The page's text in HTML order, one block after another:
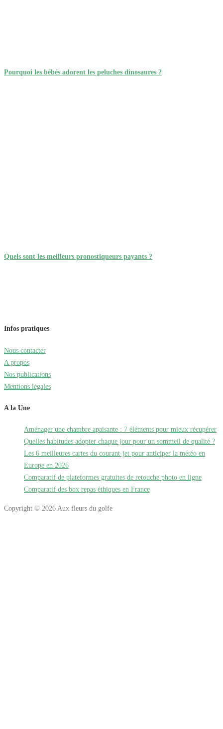
Pourquoi les bébés adorent les peluches dinosaures ?
Quels sont les meilleurs pronostiqueurs payants ?
Infos pratiques
Nous contacter
A propos
Nos publications
Mentions légales
A la Une
Aménager une chambre apaisante : 7 éléments pour mieux récupérer
Quelles habitudes adopter chaque jour pour un sommeil de qualité ?
Les 6 meilleures cartes du courant-jet pour anticiper la météo en
Europe en 2026
Comparatif de plateformes gratuites de retouche photo en ligne
Comparatif des box repas éthiques en France
Copyright © 2026 Aux fleurs du golfe